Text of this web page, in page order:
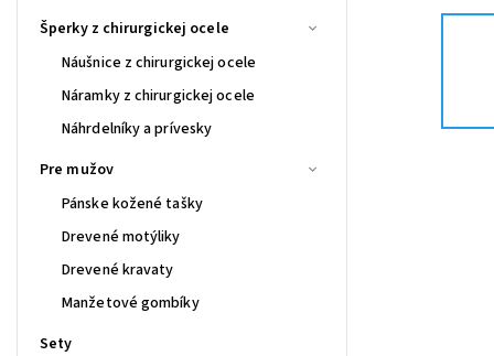
Šperky z chirurgickej ocele
Náušnice z chirurgickej ocele
Náramky z chirurgickej ocele
Náhrdelníky a prívesky
Pre mužov
Pánske kožené tašky
Drevené motýliky
Drevené kravaty
Manžetové gombíky
Sety